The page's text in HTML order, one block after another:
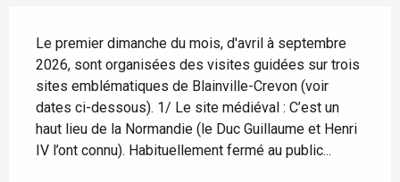
Le premier dimanche du mois, d'avril à septembre
2026, sont organisées des visites guidées sur trois
sites emblématiques de Blainville-Crevon (voir
dates ci-dessous). 1/ Le site médiéval : C’est un
haut lieu de la Normandie (le Duc Guillaume et Henri
IV l’ont connu). Habituellement fermé au public...